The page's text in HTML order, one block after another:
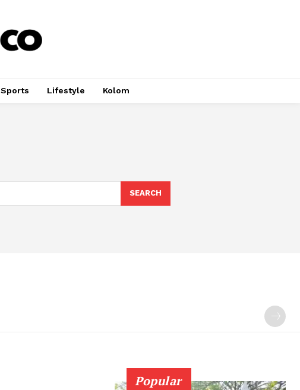
Sports Lifestyle Kolom
SEARCH
Popular